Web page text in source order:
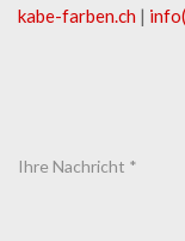
kabe-​farben.ch |